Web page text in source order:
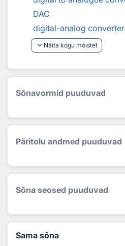
DAC
digital-analog converter
keyboard_arrow_down Näita kogu mõistet
Sõnavormid puuduvad
Päritolu andmed puuduvad
Sõna seosed puuduvad
Sama sõna